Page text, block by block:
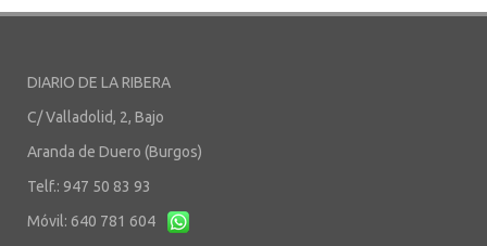
DIARIO DE LA RIBERA
C/ Valladolid, 2, Bajo
Aranda de Duero (Burgos)
Telf.: 947 50 83 93
Móvil: 640 781 604